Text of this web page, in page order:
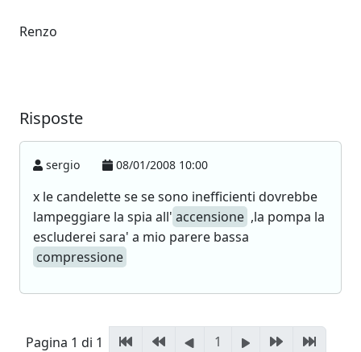
Renzo
Risposte
sergio 08/01/2008 10:00
x le candelette se se sono inefficienti dovrebbe
lampeggiare la spia all' accensione ,la pompa la
escluderei sara' a mio parere bassa
compressione
Pagina 1 di 1 1